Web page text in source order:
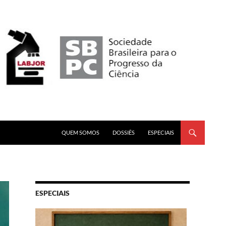
QUEM SOMOS
DOSSIÊS ESPECIAIS
ESPECIAIS